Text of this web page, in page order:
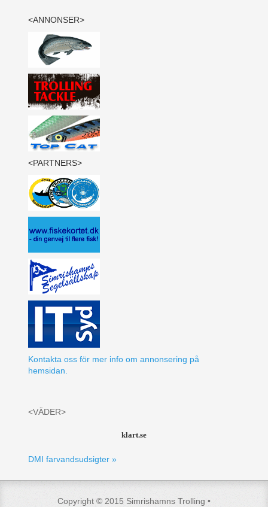
<ANNONSER>
<PARTNERS>
Kontakta oss för mer info om annonsering på
hemsidan.
<VÄDER>
klart.se
DMI farvandsudsigter »
Copyright © 2015 Simrishamns Trolling •